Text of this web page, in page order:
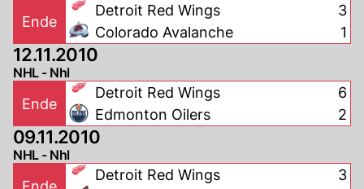
Ende
Detroit Red Wings
Colorado Avalanche
3
1
12.11.2010
NHL - Nhl
Ende
Detroit Red Wings
Edmonton Oilers
6
2
09.11.2010
NHL - Nhl
Detroit Red Wings
3